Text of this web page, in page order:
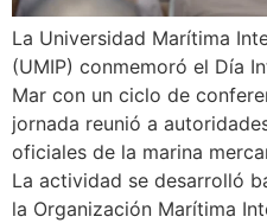
La Universidad Marítima
(UMIP) conmemoró el Día
Mar con un ciclo de
jornada reunió a
oficiales de la marina
La actividad se desarrolló
la Organización Marítima